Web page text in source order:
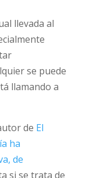
de Siri
llevada al
está
de